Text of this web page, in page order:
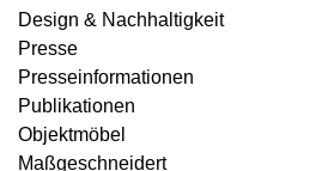
Design & Nachhaltigkeit
Presse
Presseinformationen
Publikationen
Objektmöbel
Maßgeschneidert